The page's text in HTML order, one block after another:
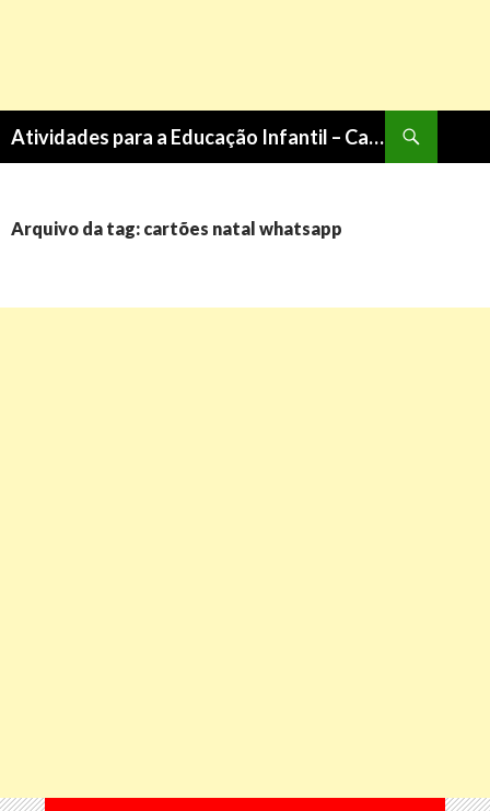
Atividades para a Educação Infantil – Cantinho do Saber
CONTEÚDO
Arquivo da tag: cartões natal whatsapp